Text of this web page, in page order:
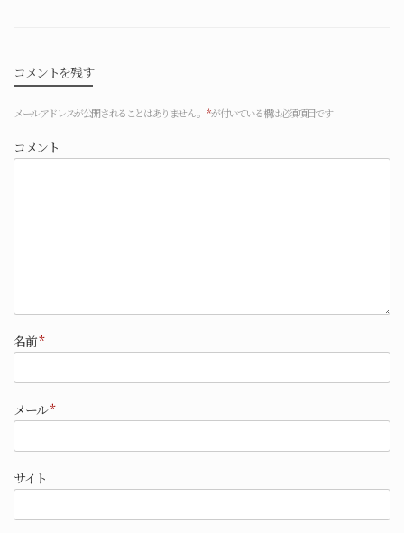
コメントを残す
メールアドレスが公開されることはありません。 *が付いている欄は必須項目です
コメント
名前*
メール*
サイト